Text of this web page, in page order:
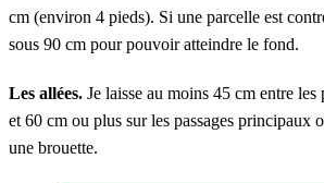
cm (environ 4 pieds). Si une parcelle est
sous 90 cm pour pouvoir atteindre le fond.
Les allées. Je laisse au moins 45 cm entre
et 60 cm ou plus sur les passages principaux
une brouette.